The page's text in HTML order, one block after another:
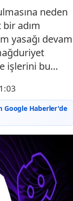
neden
adım
yasağı devam
işlerini bu…
Google Haberler'de